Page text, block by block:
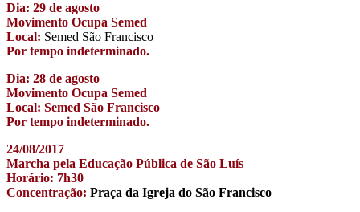
Dia: 29 de agosto
Movimento Ocupa Semed
Local: Semed São Francisco
Por tempo indeterminado.
Dia: 28 de agosto
Movimento Ocupa Semed
Local: Semed São Francisco
Por tempo indeterminado.
24/08/2017
Marcha pela Educação Pública de São Luís
Horário: 7h30
Concentração: Praça da Igreja do São Francisco